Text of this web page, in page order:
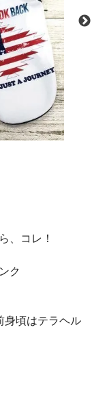
、コレ！
ク
身頃はテラヘル